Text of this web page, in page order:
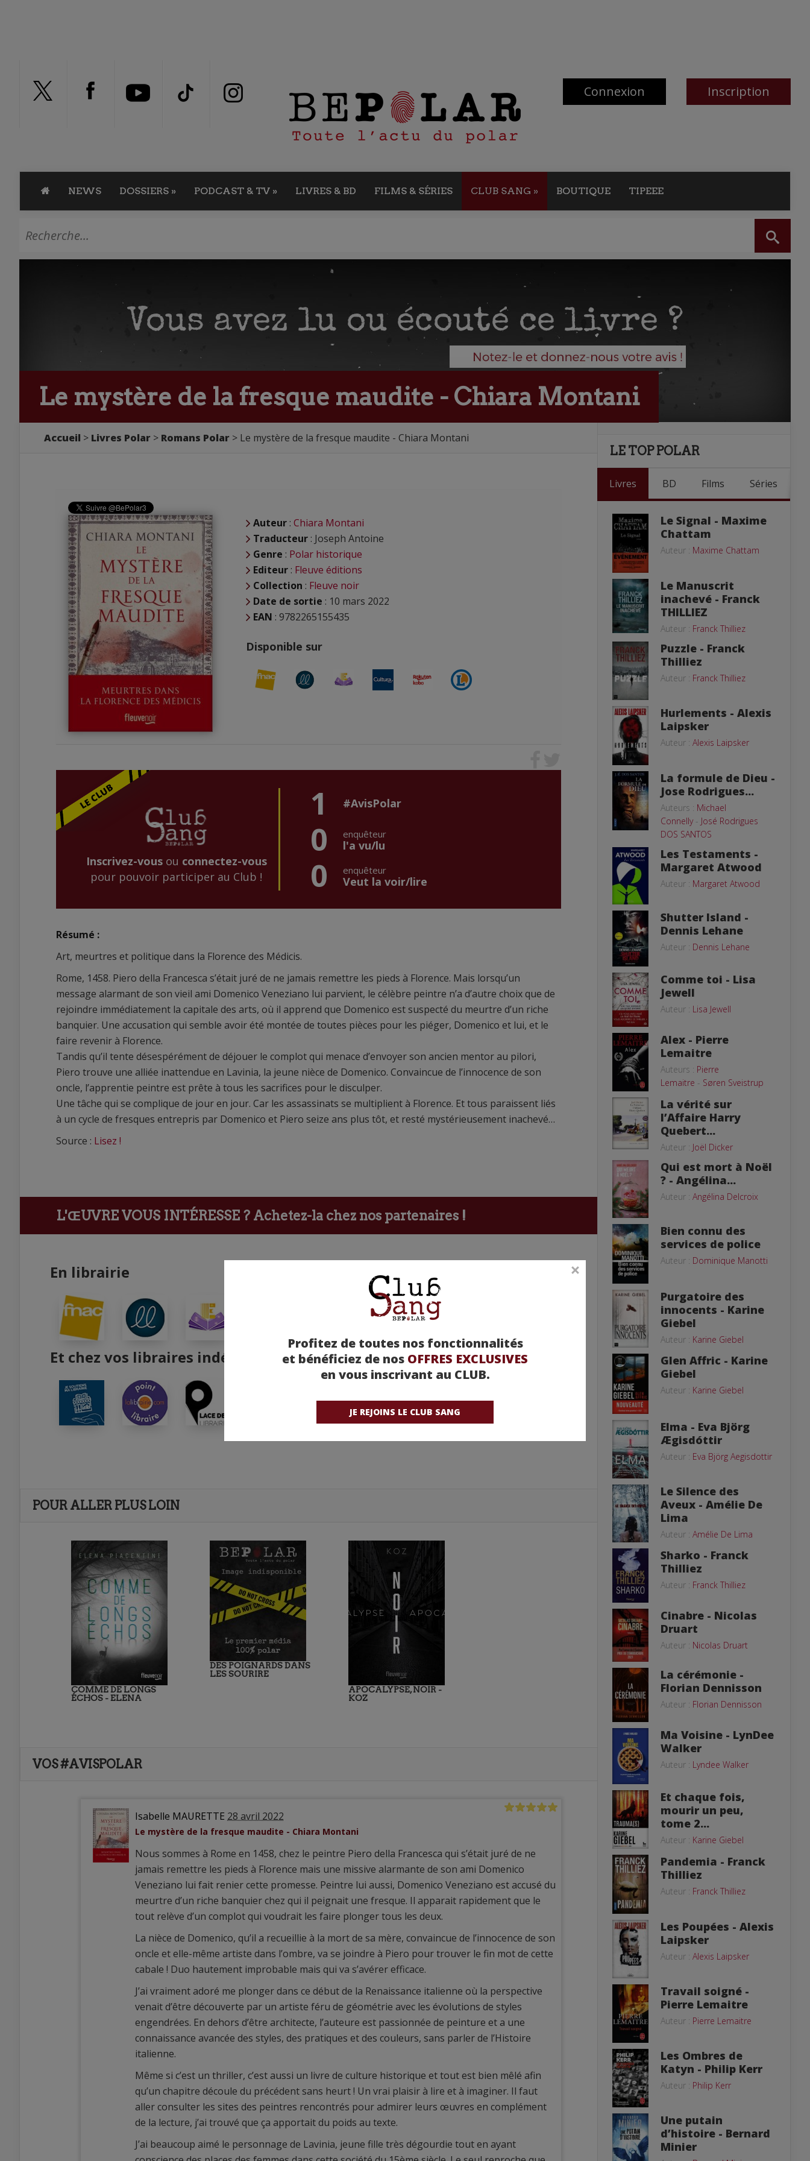
Connexion Inscription
NEWS DOSSIERS » PODCAST & TV » LIVRES & BD FILMS & SÉRIES CLUB SANG » BOUTIQUE TIPEEE
Profitez de toutes nos fonctionnalités
et bénéficiez de nos OFFRES EXCLUSIVES
en vous inscrivant au CLUB.
JE REJOINS LE CLUB SANG
Le mystère de la fresque maudite - Chiara Montani
Accueil Livres Polar Romans Polar Le mystère de la fresque maudite - Chiara Montani
Auteur : Chiara Montani
Traducteur : Joseph Antoine
Genre : Polar historique
Editeur : Fleuve éditions
Collection : Fleuve noir
Date de sortie : 10 mars 2022
EAN : 9782265155435
Disponible sur
Inscrivez-vousou connectez-vous
pour pouvoir participer au Club !
1 #AvisPolar
0 enquêteur
l'a vu/lu
0 enquêteur
Veut la voir/lire
Résumé :
Art, meurtres et politique dans la Florence des Médicis.
Rome, 1458. Piero della Francesca s’était juré de ne jamais remettre les pieds à Florence. Mais lorsqu’un
message alarmant de son vieil ami Domenico Veneziano lui parvient, le célèbre peintre n’a d’autre choix que de
rejoindre immédiatement la capitale des arts, où il apprend que Domenico est suspecté du meurtre d’un riche
banquier. Une accusation qui semble avoir été montée de toutes pièces pour les piéger, Domenico et lui, et le
faire revenir à Florence.
Tandis qu’il tente désespérément de déjouer le complot qui menace d’envoyer son ancien mentor au pilori,
Piero trouve une alliée inattendue en Lavinia, la jeune nièce de Domenico. Convaincue de l’innocence de son
oncle, l’apprentie peintre est prête à tous les sacrifices pour le disculper.
Une tâche qui se complique de jour en jour. Car les assassinats se multiplient à Florence. Et tous paraissent liés
à un cycle de fresques entrepris par Domenico et Piero seize ans plus tôt, et resté mystérieusement inachevé…
Source : Lisez !
L'ŒUVRE VOUS INTÉRESSE ? Achetez-la chez nos partenaires !
En librairie
Et chez vos libraires indépendants
POUR ALLER PLUS LOIN
COMME DE LONGS
ÉCHOS - ELENA
DES POIGNARDS DANS
LES SOURIRE
APOCALYPSE, NOIR -
KOZ
VOS #AVISPOLAR
Isabelle MAURETTE 28 avril 2022
Le mystère de la fresque maudite - Chiara Montani
Nous sommes à Rome en 1458, chez le peintre Piero della Francesca qui s’était juré de ne
jamais remettre les pieds à Florence mais une missive alarmante de son ami Domenico
Veneziano lui fait renier cette promesse. Peintre lui aussi, Domenico Veneziano est accusé du
meurtre d’un riche banquier chez qui il peignait une fresque. Il apparait rapidement que le
tout relève d’un complot qui voudrait les faire plonger tous les deux.
La nièce de Domenico, qu’il a recueillie à la mort de sa mère, convaincue de l’innocence de son
oncle et elle-même artiste dans l’ombre, va se joindre à Piero pour trouver le fin mot de cette
cabale ! Duo hautement improbable mais qui va s’avérer efficace.
J’ai vraiment adoré me plonger dans ce début de la Renaissance italienne où la perspective
venait d’être découverte par un artiste féru de géométrie avec les évolutions de styles
engendrées. En dehors d’être architecte, l’auteure est passionnée de peinture et a une
connaissance avancée des styles, des pratiques et des couleurs, sans parler de l’Histoire
italienne.
Même si c’est un thriller, c’est aussi un livre de culture historique et tout est bien mêlé afin
qu’un chapitre découle du précédent sans heurt ! Un vrai plaisir à lire et à imaginer. Il faut
aller consulter les sites des peintres rencontrés pour admirer leurs œuvres en complément
de la lecture, j’ai trouvé que ça apportait du poids au texte.
J’ai beaucoup aimé le personnage de Lavinia, jeune fille très dégourdie tout en ayant
LE TOP POLAR
Livres BD Films Séries
Le Signal - Maxime
Chattam
Auteur : Maxime Chattam
Le Manuscrit
inachevé - Franck
THILLIEZ
Auteur : Franck Thilliez
Puzzle - Franck
Thilliez
Auteur : Franck Thilliez
Hurlements - Alexis
Laipsker
Auteur : Alexis Laipsker
La formule de Dieu -
Jose Rodrigues...
Auteurs : Michael
Connelly- José Rodrigues
DOS SANTOS
Les Testaments -
Margaret Atwood
Auteur : Margaret Atwood
Shutter Island -
Dennis Lehane
Auteur : Dennis Lehane
Comme toi - Lisa
Jewell
Auteur : Lisa Jewell
Alex - Pierre
Lemaitre
Auteurs : Pierre
Lemaitre - Søren Sveistrup
La vérité sur
l’Affaire Harry
Quebert...
Auteur : Joël Dicker
Qui est mort à Noël
? - Angélina...
Auteur : Angélina Delcroix
Bien connu des
services de police
Auteur : Dominique Manotti
Purgatoire des
innocents - Karine
Giebel
Auteur : Karine Giebel
Glen Affric - Karine
Giebel
Auteur : Karine Giebel
Elma - Eva Björg
Ægisdóttir
Auteur : Eva Björg Aegisdottir
Le Silence des
Aveux - Amélie De
Lima
Auteur : Amélie De Lima
Sharko - Franck
Thilliez
Auteur : Franck Thilliez
Cinabre - Nicolas
Druart
Auteur : Nicolas Druart
La cérémonie -
Florian Dennisson
Auteur : Florian Dennisson
Ma Voisine - LynDee
Walker
Auteur : Lyndee Walker
Et chaque fois,
mourir un peu,
tome 2...
Auteur : Karine Giebel
Pandemia - Franck
Thilliez
Auteur : Franck Thilliez
Les Poupées - Alexis
Laipsker
Auteur : Alexis Laipsker
Travail soigné -
Pierre Lemaitre
Auteur : Pierre Lemaitre
Les Ombres de
Katyn - Philip Kerr
Auteur : Philip Kerr
Une putain
d’histoire - Bernard
Minier